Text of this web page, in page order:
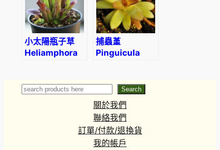
小太陽瓶子草
Heliamphora
捕蟲堇
Pinguicula
Search
Search
關於我們
聯絡我們
訂單/付款/退換貨
我的帳戶